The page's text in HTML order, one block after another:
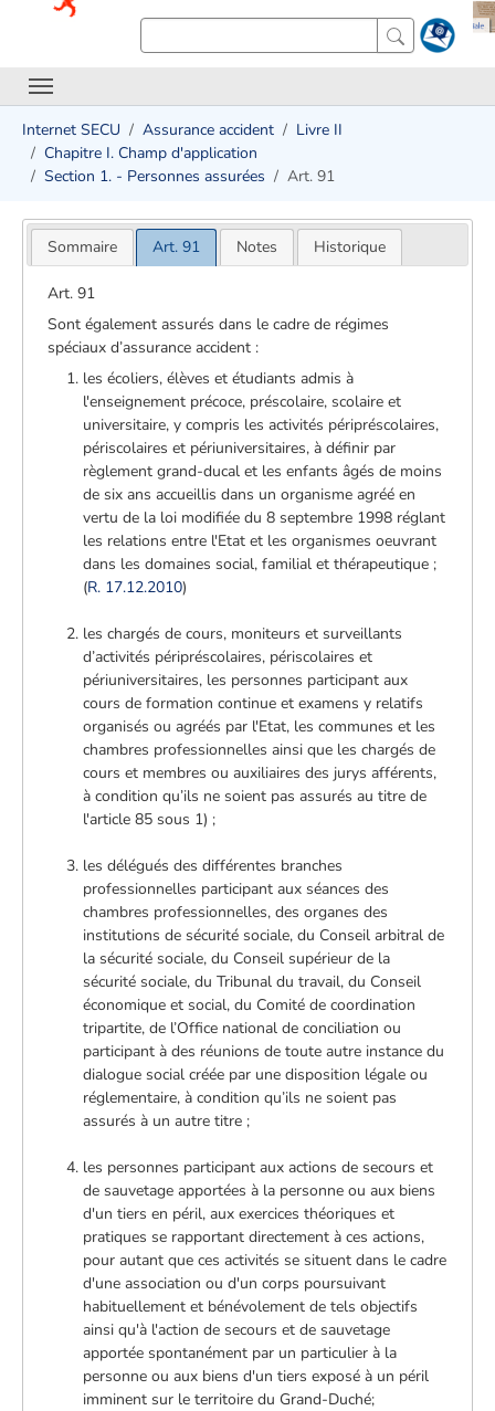
Internet SECU Assurance accident
Livre II
Chapitre I. Champ d'application
Section 1. - Personnes assurées
Art. 91
Sommaire Art. 91 Notes Historique
Art. 91
Sont également assurés dans le cadre de régimes
spéciaux d’assurance accident :
les écoliers, élèves et étudiants admis à
l'enseignement précoce, préscolaire, scolaire et
universitaire, y compris les activités péripréscolaires,
périscolaires et périuniversitaires, à définir par
règlement grand-ducal et les enfants âgés de moins
de six ans accueillis dans un organisme agréé en
vertu de la loi modifiée du 8 septembre 1998 réglant
les relations entre l'Etat et les organismes oeuvrant
dans les domaines social, familial et thérapeutique ;
(R. 17.12.2010)
les chargés de cours, moniteurs et surveillants
d’activités péripréscolaires, périscolaires et
périuniversitaires, les personnes participant aux
cours de formation continue et examens y relatifs
organisés ou agréés par l'Etat, les communes et les
chambres professionnelles ainsi que les chargés de
cours et membres ou auxiliaires des jurys afférents,
à condition qu’ils ne soient pas assurés au titre de
l'article 85 sous 1) ;
les délégués des différentes branches
professionnelles participant aux séances des
chambres professionnelles, des organes des
institutions de sécurité sociale, du Conseil arbitral de
la sécurité sociale, du Conseil supérieur de la
sécurité sociale, du Tribunal du travail, du Conseil
économique et social, du Comité de coordination
tripartite, de l’Office national de conciliation ou
participant à des réunions de toute autre instance du
dialogue social créée par une disposition légale ou
réglementaire, à condition qu’ils ne soient pas
assurés à un autre titre ;
les personnes participant aux actions de secours et
de sauvetage apportées à la personne ou aux biens
d'un tiers en péril, aux exercices théoriques et
pratiques se rapportant directement à ces actions,
pour autant que ces activités se situent dans le cadre
d'une association ou d'un corps poursuivant
habituellement et bénévolement de tels objectifs
ainsi qu'à l'action de secours et de sauvetage
apportée spontanément par un particulier à la
personne ou aux biens d'un tiers exposé à un péril
imminent sur le territoire du Grand-Duché;